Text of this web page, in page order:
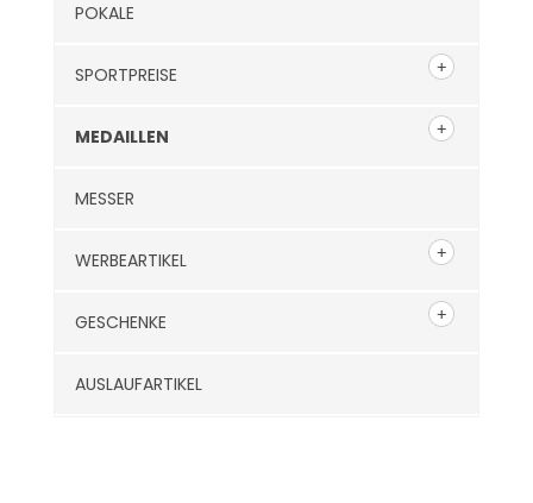
POKALE
SPORTPREISE
MEDAILLEN
MESSER
WERBEARTIKEL
GESCHENKE
AUSLAUFARTIKEL